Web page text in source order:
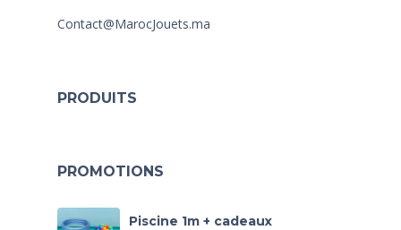
Contact@MarocJouets.ma
PRODUITS
PROMOTIONS
Piscine 1m + cadeaux